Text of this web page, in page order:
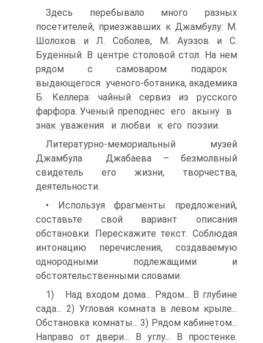
Здесь перебывало много разных
посетителей, приезжавших к Джамбулу: М.
Шолохов и Л. Соболев, М. Ауэзов и С.
Буденный. В центре столовой стол. На нем
рядом с самоваром подарок
выдающегося ученого-ботаника, академика
Б. Келлера: чайный сервиз из русского
фарфора. Ученый преподнес его акыну в
знак уважения и любви к его поэзии.
Литературно-мемориальный музей
Джамбула Джабаева – безмолвный
свидетель его жизни, творчества,
деятельности.
• Используя фрагменты предложений,
составьте свой вариант описания
обстановки. Перескажите текст. Соблюдая
интонацию перечисления, создаваемую
однородными подлежащими и
обстоятельственными словами.
1) Над входом дома... Рядом... В глубине
сада... 2) Угловая комната в левом крыле...
Обстановка комнаты... 3) Рядом кабинетом...
Направо от двери... В углу... В простенке.